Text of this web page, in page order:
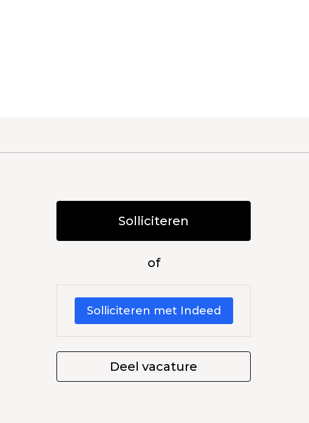
Solliciteren
of
Solliciteren met Indeed
Deel vacature